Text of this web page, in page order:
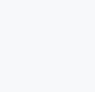
گسترده‌ای از خدمات
فروش برای تمام محصولات